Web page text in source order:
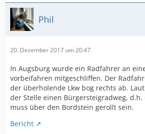
Phil
20. Dezember 2017 um 20:47
In Augsburg wurde ein Radfahrer an
vorbeifahren mitgeschliffen. Der
der überholende Lkw bog rechts ab.
der Stelle einen Bürgersteigradweg,
muss über den Bordstein gerollt sein.
Bericht